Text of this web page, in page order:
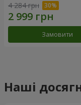
4 284 грн
Замовити
Наші